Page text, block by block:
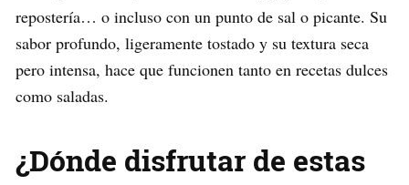
repostería… o incluso con un punto de sal o picante. Su
sabor profundo, ligeramente tostado y su textura seca
pero intensa, hace que funcionen tanto en recetas dulces
como saladas.
¿Dónde disfrutar de estas